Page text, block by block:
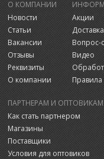
О КОМПАНИИ
Новости
Статьи
Вакансии
Отзывы
Реквизиты
О компании
Акции
Вопрос-
Видео
ПАРТНЕРАМ И ОПТОВИКАМ
Как стать партнером
Магазины
Поставщики
Условия для оптовиков